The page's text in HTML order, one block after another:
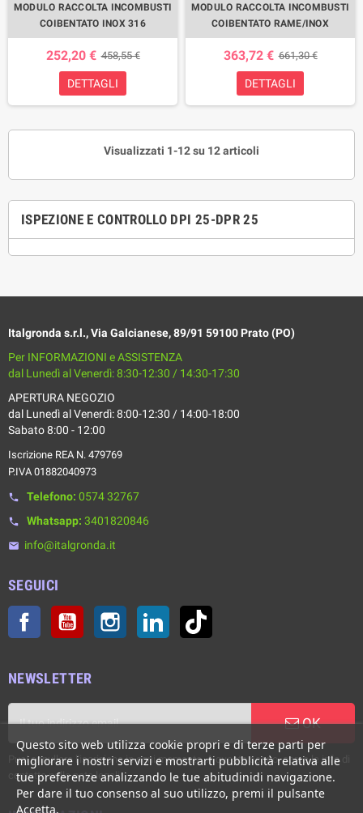
ISPEZIONE E CONTROLLO DPI 25-DPR 25
MODULO RACCOLTA INCOMBUSTI
COIBENTATO INOX 316
252,20 € 458,55 €
DETTAGLI
MODULO RACCOLTA INCOMBUSTI
COIBENTATO RAME/INOX
363,72 € 661,30 €
DETTAGLI
Visualizzati 1-12 su 12 articoli
Italgronda s.r.l., Via Galcianese, 89/91 59100 Prato (PO)
Per INFORMAZIONI e ASSISTENZA
dal Lunedì al Venerdì: 8:30-12:30 / 14:30-17:30
APERTURA NEGOZIO
dal Lunedì al Venerdì: 8:00-12:30 / 14:00-18:00
Sabato 8:00 - 12:00
Iscrizione REA N. 479769
P.IVA 01882040973
phone Telefono: 0574 32767
phone Whatsapp: 3401820846
email info@italgronda.it
SEGUICI
Facebook YouTube Instagram LinkedIn
NEWSLETTER
OK
Puoi annullare l'iscrizione in ogni momento. A questo scopo, cerca le info di
contatto nelle note legali.
Questo sito web utilizza cookie propri e di terze parti per
migliorare i nostri servizi e mostrarti pubblicità relativa alle
tue preferenze analizzando le tue abitudinidi navigazione.
Per dare il tuo consenso al suo utilizzo, premi il pulsante
Accetta.